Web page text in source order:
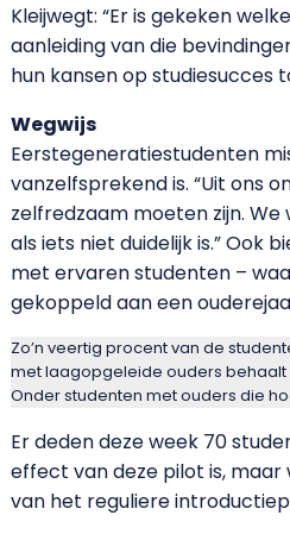
Kleijwegt: “Er is gekeken
aanleiding van die
hun kansen op studiesucces
Wegwijs
Eerstegeneratiestudenten
vanzelfsprekend is. “Uit ons
zelfredzaam moeten zijn.
als iets niet duidelijk is.” Ook
met ervaren studenten –
gekoppeld aan een
Zo’n veertig procent van de
met laagopgeleide ouders behaalt
Onder studenten met ouders die
Er deden deze week 70
effect van deze pilot is,
van het reguliere